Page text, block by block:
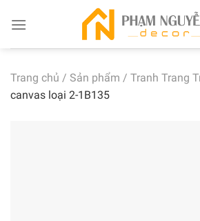
Trang chủ / Sản phẩm / Tranh Trang
canvas loại 2-1B135